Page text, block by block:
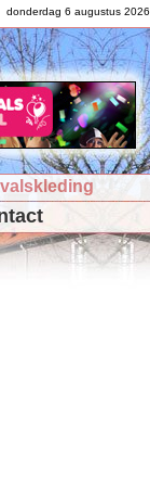
donderdag 6 augustus 2026